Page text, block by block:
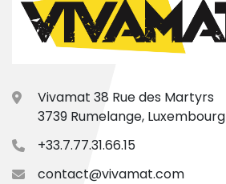
Vivamat 38 Rue des Martyrs
3739 Rumelange, Luxembourg
+33.7.77.31.66.15
contact@vivamat.com